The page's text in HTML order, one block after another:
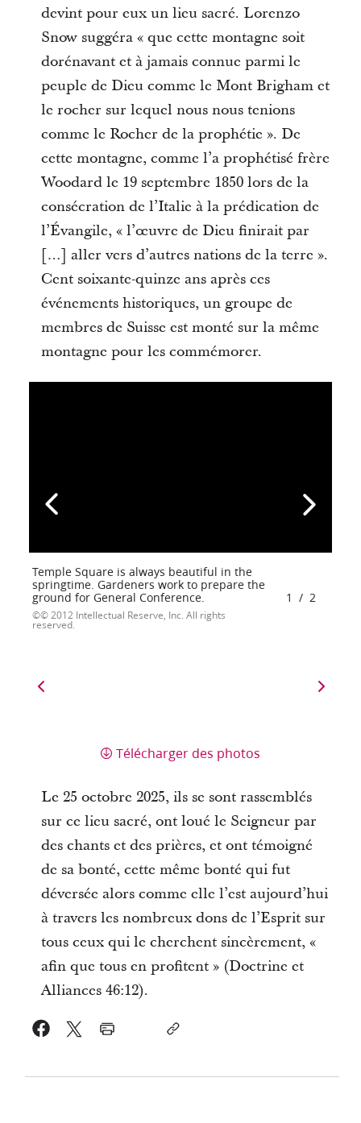
devint pour eux un lieu sacré. Lorenzo
Snow suggéra « que cette montagne soit
dorénavant et à jamais connue parmi le
peuple de Dieu comme le Mont Brigham et
le rocher sur lequel nous nous tenions
comme le Rocher de la prophétie ». De
cette montagne, comme l’a prophétisé frère
Woodard le 19 septembre 1850 lors de la
consécration de l’Italie à la prédication de
l’Évangile, « l’œuvre de Dieu finirait par
[…] aller vers d’autres nations de la terre ».
Cent soixante-quinze ans après ces
événements historiques, un groupe de
membres de Suisse est monté sur la même
montagne pour les commémorer.
Temple Square is always beautiful in the
springtime. Gardeners work to prepare the
ground for General Conference.
© 2012 Intellectual Reserve, Inc. All rights
reserved.
1 / 2
Télécharger des photos
Le 25 octobre 2025, ils se sont rassemblés
sur ce lieu sacré, ont loué le Seigneur par
des chants et des prières, et ont témoigné
de sa bonté, cette même bonté qui fut
déversée alors comme elle l’est aujourd’hui
à travers les nombreux dons de l’Esprit sur
tous ceux qui le cherchent sincèrement, «
afin que tous en profitent » (Doctrine et
Alliances 46:12).